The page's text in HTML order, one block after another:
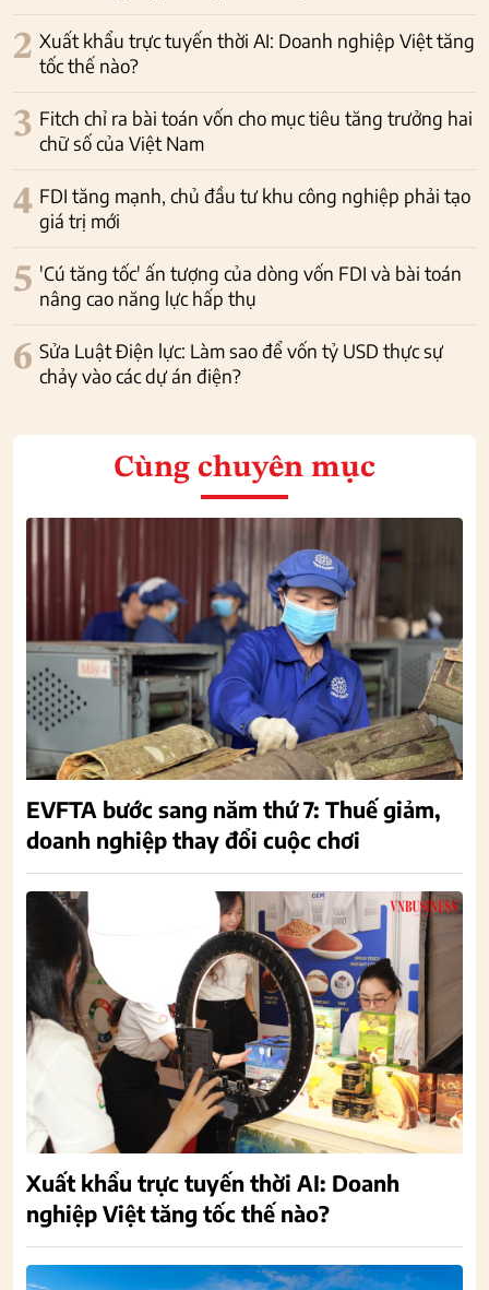
2 Xuất khẩu trực tuyến thời AI: Doanh nghiệp Việt tăng
tốc thế nào?
3 Fitch chỉ ra bài toán vốn cho mục tiêu tăng trưởng hai
chữ số của Việt Nam
4 FDI tăng mạnh, chủ đầu tư khu công nghiệp phải tạo
giá trị mới
5 'Cú tăng tốc' ấn tượng của dòng vốn FDI và bài toán
nâng cao năng lực hấp thụ
6 Sửa Luật Điện lực: Làm sao để vốn tỷ USD thực sự
chảy vào các dự án điện?
Cùng chuyên mục
EVFTA bước sang năm thứ 7: Thuế giảm,
doanh nghiệp thay đổi cuộc chơi
Xuất khẩu trực tuyến thời AI: Doanh
nghiệp Việt tăng tốc thế nào?